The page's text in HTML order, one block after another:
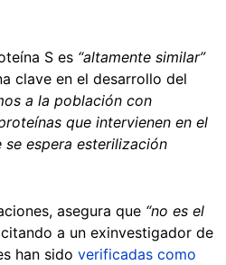
S es “altamente similar”
clave en el desarrollo del
a la población con
que intervienen en el
se espera esterilización
asegura que “no es el
a un exinvestigador de
han sido verificadas como